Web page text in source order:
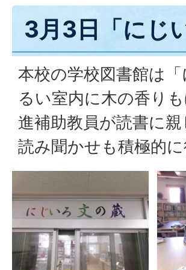
3月3日「にじ
本校の学校図書館は
るい室内に木の香り
進補助教員が読書に
読み聞かせも積極的